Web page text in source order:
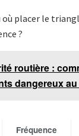
où placer le
?
routière :
dangereux
Fréquence